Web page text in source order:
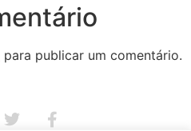
para publicar um comentário.